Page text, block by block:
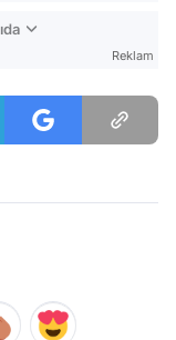
Reklam